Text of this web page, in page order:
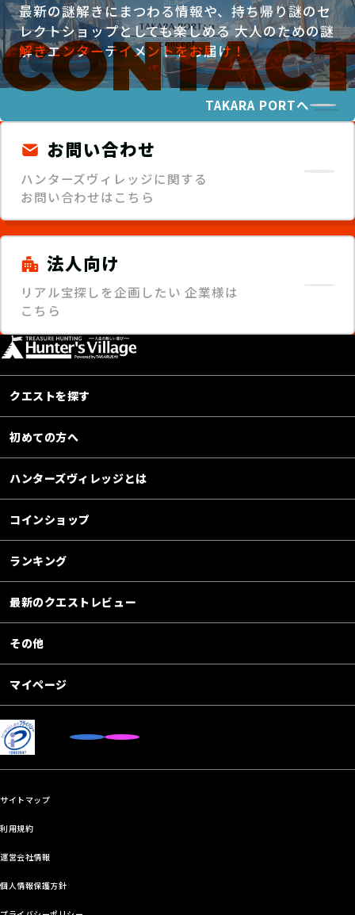
最新の謎解きにまつわる情報や、持ち帰り謎のセ
レクトショップとしても楽しめる大人のための謎
解きエンターテイメントをお届け！
TAKARA PORTへ
お問い合わせ
ハンターズヴィレッジに関する
お問い合わせはこちら
法人向け
リアル宝探しを企画したい 企業様は
こちら
クエストを探す
初めての方へ
ハンターズヴィレッジとは
コインショップ
ランキング
最新のクエストレビュー
その他
マイページ
サイトマップ
利用規約
運営会社情報
個人情報保護方針